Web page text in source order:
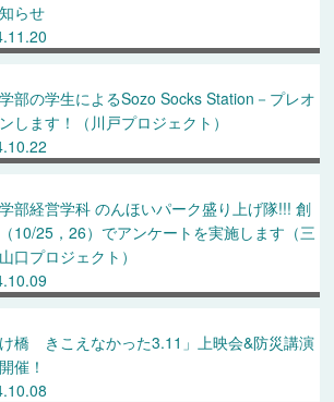
らせ
部の学生によるSozo Socks Station－プレオ
します！（川戸プロジェクト）
部経営学科 のんほいパーク盛り上げ隊!!! 創
10/25，26）でアンケートを実施します（三
口プロジェクト）
け橋 きこえなかった3.11」上映会&防災講演
催！